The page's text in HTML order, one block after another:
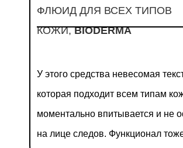
ФЛЮИД ДЛЯ ВСЕХ ТИПОВ
КОЖИ,BIODERMA
У этого средства невесомая
которая подходит всем типам
моментально впитывается и не
на лице следов. Функционал